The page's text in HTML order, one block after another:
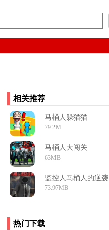
相关推荐
马桶人躲猫猫
79.2M
马桶人大闯关
63MB
监控人马桶人的逆袭
73.97MB
热门下载